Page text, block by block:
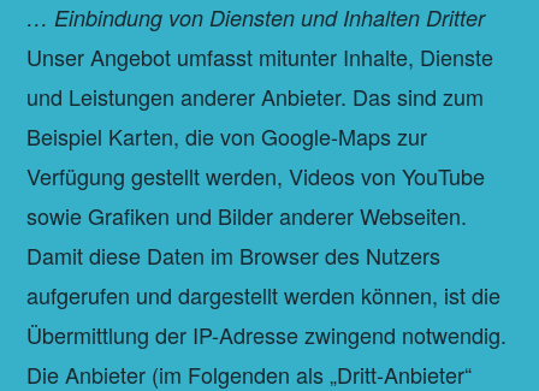
… Einbindung von Diensten und Inhalten Dritter
Unser Angebot umfasst mitunter Inhalte, Dienste
und Leistungen anderer Anbieter. Das sind zum
Beispiel Karten, die von Google-Maps zur
Verfügung gestellt werden, Videos von YouTube
sowie Grafiken und Bilder anderer Webseiten.
Damit diese Daten im Browser des Nutzers
aufgerufen und dargestellt werden können, ist die
Übermittlung der IP-Adresse zwingend notwendig.
Die Anbieter (im Folgenden als „Dritt-Anbieter“